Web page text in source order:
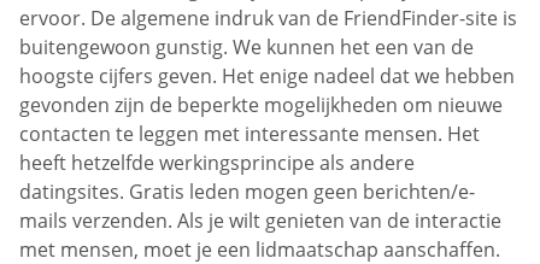
ervoor. De algemene indruk van de FriendFinder-site is
buitengewoon gunstig. We kunnen het een van de
hoogste cijfers geven. Het enige nadeel dat we hebben
gevonden zijn de beperkte mogelijkheden om nieuwe
contacten te leggen met interessante mensen. Het
heeft hetzelfde werkingsprincipe als andere
datingsites. Gratis leden mogen geen berichten/e-
mails verzenden. Als je wilt genieten van de interactie
met mensen, moet je een lidmaatschap aanschaffen.